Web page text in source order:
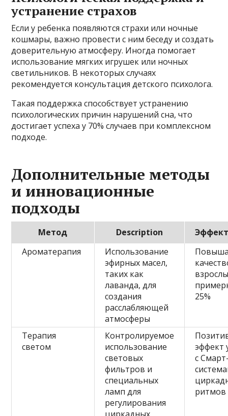
устранение страхов
Если у ребенка появляются страхи или ночные
кошмары, важно провести с ним беседу и создать
доверительную атмосферу. Иногда помогает
использование мягких игрушек или ночных
светильников. В некоторых случаях
рекомендуется консультация детского психолога.
Такая поддержка способствует устранению
психологических причин нарушений сна, что
достигает успеха у 70% случаев при комплексном
подходе.
Дополнительные методы
и инновационные
подходы
Метод Description
Ароматерапия
Использование
эфирных масел,
таких как
лаванда, для
создания
расслабляющей
атмосферы
25%
Терапия
светом
Контролируемое
использование
световых
фильтров и
специальных
ламп для
регулирования
эффект
с
ритмов